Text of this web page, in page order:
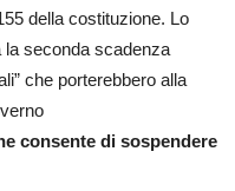
della costituzione. Lo
la seconda scadenza
che porterebbero alla
consente di sospendere